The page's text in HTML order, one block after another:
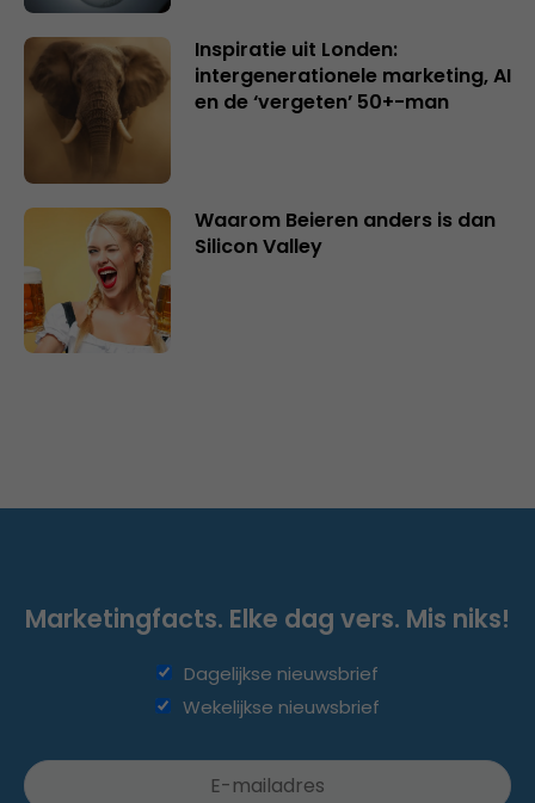
Inspiratie uit Londen:
intergenerationele marketing, AI
en de ‘vergeten’ 50+-man
Waarom Beieren anders is dan
Silicon Valley
Marketingfacts. Elke dag vers. Mis niks!
Dagelijkse nieuwsbrief
Wekelijkse nieuwsbrief